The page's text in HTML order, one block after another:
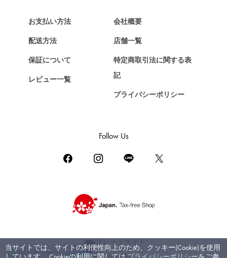
Chopard
ショパール
ZENITH
BVLGARI
ブルガリ
当サイトでは、サイトの利便性向上のため、クッキー(Cookie)を使用
お支払い方法
配送方法
保証について
レビュー一覧
会社概要
店舗一覧
特定商取引法に関する表
記
プライバシーポリシー
Follow Us
コーポレートサイト